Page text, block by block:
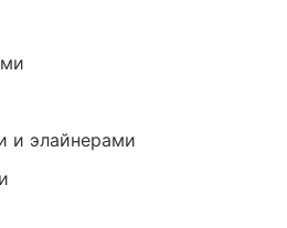
и элайнерами